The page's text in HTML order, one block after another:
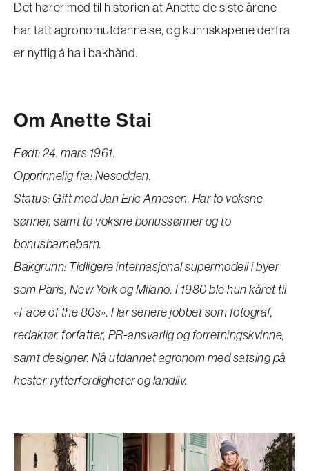
Det hører med til historien at Anette de siste årene
har tatt agronomutdannelse, og kunnskapene derfra
er nyttig å ha i bakhånd.
Om Anette Stai
Født: 24. mars 1961.
Opprinnelig fra: Nesodden.
Status: Gift med Jan Eric Arnesen. Har to voksne
sønner, samt to voksne bonussønner og to
bonusbarnebarn.
Bakgrunn: Tidligere internasjonal supermodell i byer
som Paris, New York og Milano. I 1980 ble hun kåret til
«Face of the 80s». Har senere jobbet som fotograf,
redaktør, forfatter, PR-ansvarlig og forretningskvinne,
samt designer. Nå utdannet agronom med satsing på
hester, rytterferdigheter og landliv.